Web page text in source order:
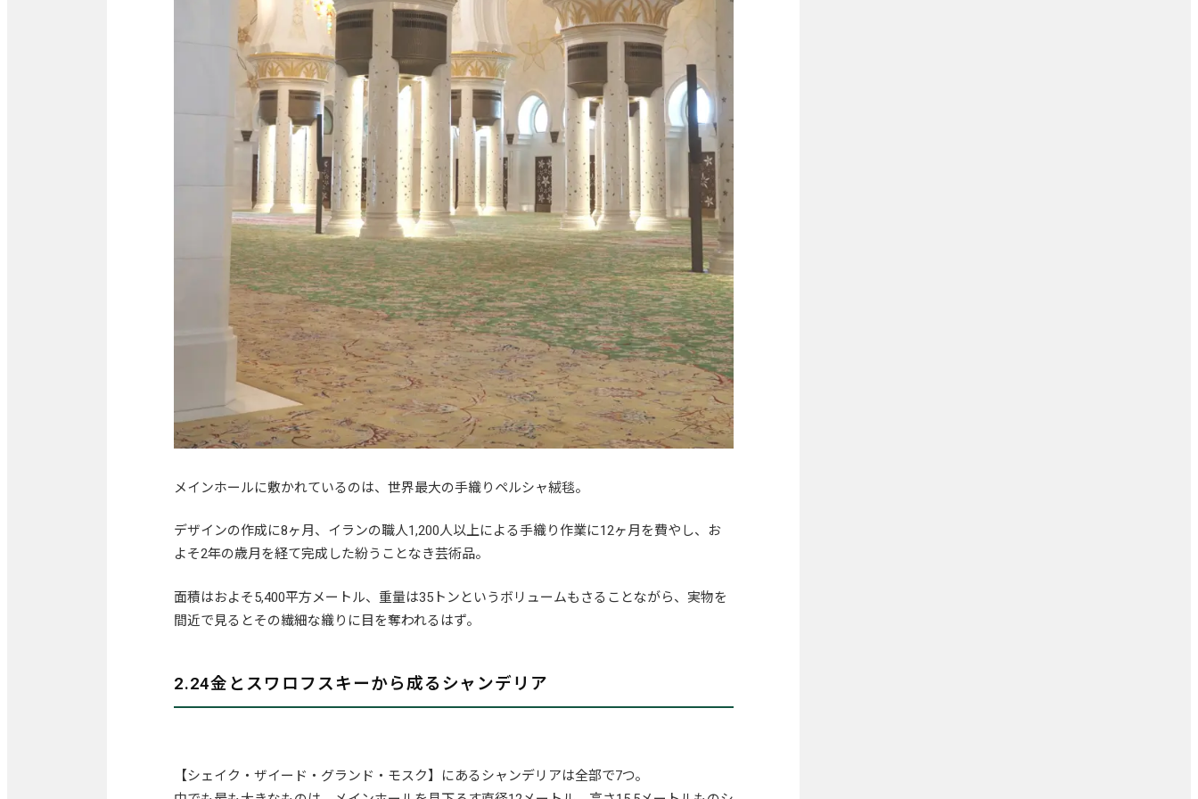
メインホールに敷かれているのは、世界最大の手織りペルシャ絨毯。
デザインの作成に8ヶ月、イランの職人1,200人以上による手織り作業に12ヶ月を費やし、お
よそ2年の歳月を経て完成した紛うことなき芸術品。
面積はおよそ5,400平方メートル、重量は35トンというボリュームもさることながら、実物を
間近で見るとその繊細な織りに目を奪われるはず。
2.24金とスワロフスキーから成るシャンデリア
【シェイク・ザイード・グランド・モスク】にあるシャンデリアは全部で7つ。